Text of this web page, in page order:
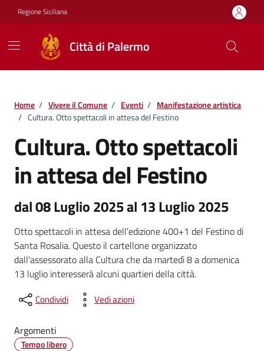
Vai ai contenuti
Vai al footer
Regione Siciliana
Città di Palermo
Home / Vivere il Comune / Eventi / Manifestazione artistica
/ Cultura. Otto spettacoli in attesa del Festino
Cultura. Otto spettacoli
in attesa del Festino
dal 08 Luglio 2025 al 13 Luglio 2025
Otto spettacoli in attesa dell'edizione 400+1 del Festino di
Santa Rosalia. Questo il cartellone organizzato
dall'assessorato alla Cultura che da martedì 8 a domenica
13 luglio interesserà alcuni quartieri della città.
Condividi Vedi azioni
Argomenti
Tempo libero